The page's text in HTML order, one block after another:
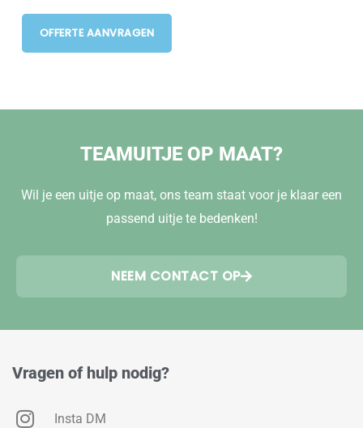
OFFERTE AANVRAGEN
TEAMUITJE OP MAAT?
Wil je een uitje op maat, ons team staat voor je klaar een
passend uitje te bedenken!
NEEM CONTACT OP
Vragen of hulp nodig?
Insta DM